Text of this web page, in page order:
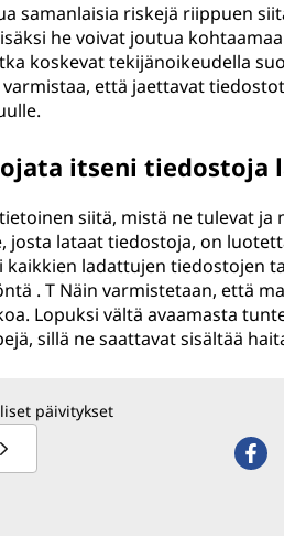
samanlaisia riskejä riippuen
he voivat joutua
koskevat tekijänoikeudella
että jaettavat
itseni tiedostoja
siitä, mistä ne tulevat ja
josta lataat tiedostoja, on
ladattujen tiedostojen
. T Näin varmistetaan, että
Lopuksi vältä avaamasta
sillä ne saattavat sisältää
päivitykset